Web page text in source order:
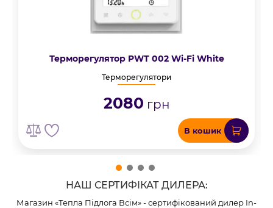
Терморегулятор PWT 002 Wi-Fi White
Терморегулятори
2080 грн
В кошик
НАШ СЕРТИФІКАТ ДИЛЕРА:
Магазин «Тепла Підлога Всім» - сертифікований дилер In-